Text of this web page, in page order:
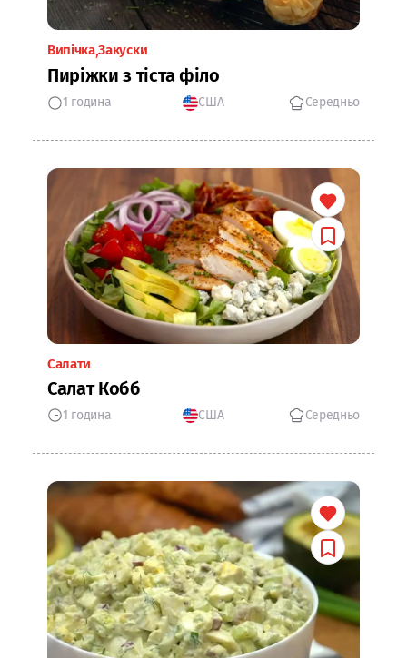
Випічка Закуски
Пиріжки з тіста філо
1 година США Середньо
Салати
Салат Кобб
1 година США Середньо